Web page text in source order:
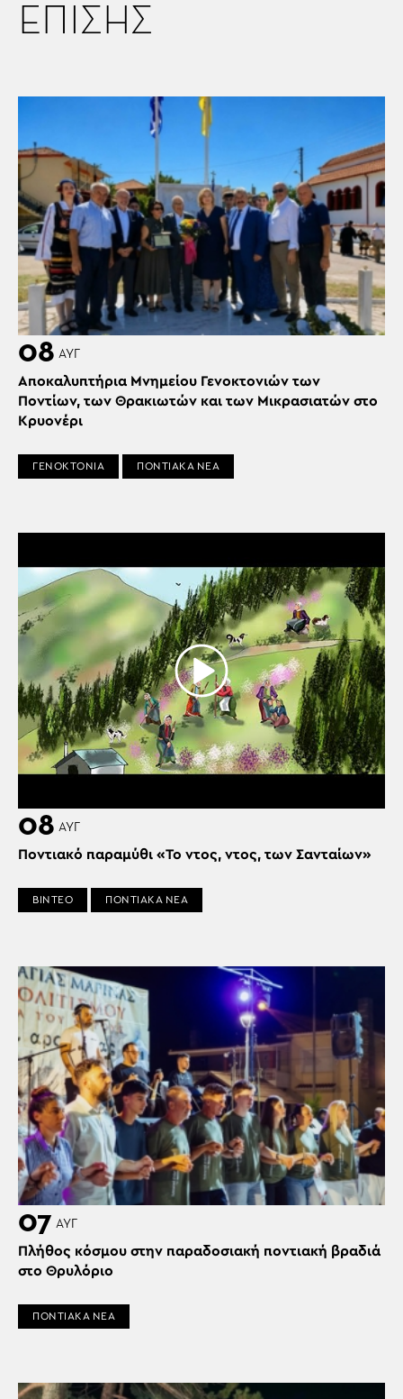
ΕΠΙΣΗΣ
08 ΑΥΓ
Αποκαλυπτήρια Μνημείου Γενοκτονιών των
Ποντίων, των Θρακιωτών και των Μικρασιατών στο
Κρυονέρι
ΓΕΝΟΚΤΟΝΙΑ ΠΟΝΤΙΑΚΑ ΝΕΑ
08 ΑΥΓ
Ποντιακό παραμύθι «Το ντος, ντος, των Σανταίων»
ΒΙΝΤΕΟ ΠΟΝΤΙΑΚΑ ΝΕΑ
07 ΑΥΓ
Πλήθος κόσμου στην παραδοσιακή ποντιακή βραδιά
στο Θρυλόριο
ΠΟΝΤΙΑΚΑ ΝΕΑ